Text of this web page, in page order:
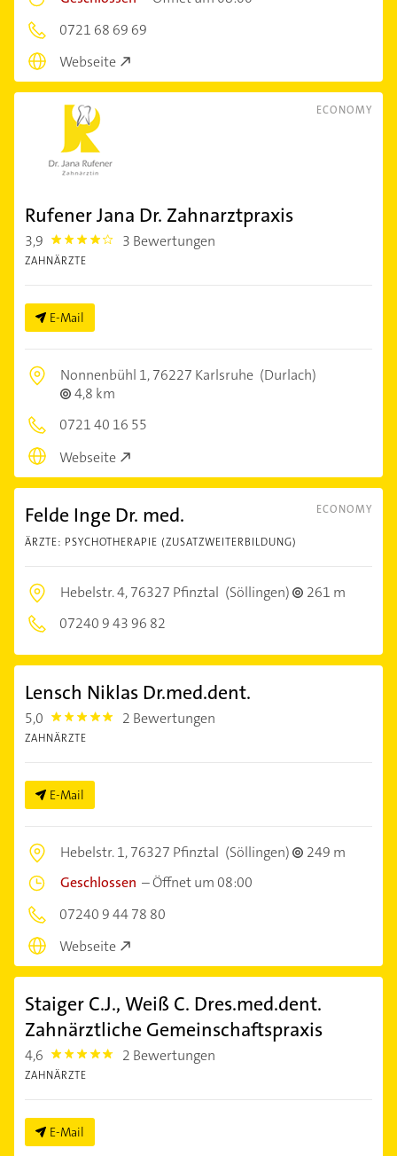
0721 68 69 69
Webseite
ECONOMY
Rufener Jana Dr. Zahnarztpraxis
3,9 3.9 3 Bewertungen
ZAHNÄRZTE
E-Mail
Nonnenbühl 1,76227 Karlsruhe (Durlach)
4,8 km
0721 40 16 55
Webseite
ECONOMY
Felde Inge Dr. med.
ÄRZTE: PSYCHOTHERAPIE (ZUSATZWEITERBILDUNG)
Hebelstr. 4,76327 Pfinztal (Söllingen)
261 m
07240 9 43 96 82
Lensch Niklas Dr.med.dent.
5,0 5.0 2 Bewertungen
ZAHNÄRZTE
E-Mail
Hebelstr. 1,76327 Pfinztal (Söllingen)
249 m
Geschlossen –Öffnet um 08:00
07240 9 44 78 80
Webseite
Staiger C.J., Weiß C. Dres.med.dent.
Zahnärztliche Gemeinschaftspraxis
4,6 4.6 2 Bewertungen
ZAHNÄRZTE
E-Mail